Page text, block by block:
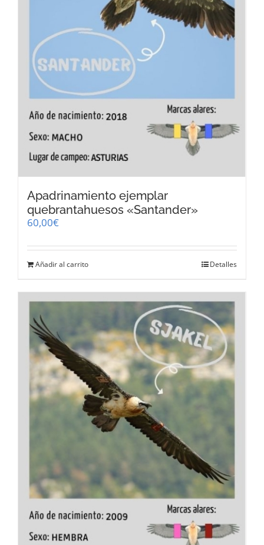
Apadrinamiento ejemplar
quebrantahuesos «Santander»
60,00€
Añadir al carrito Detalles